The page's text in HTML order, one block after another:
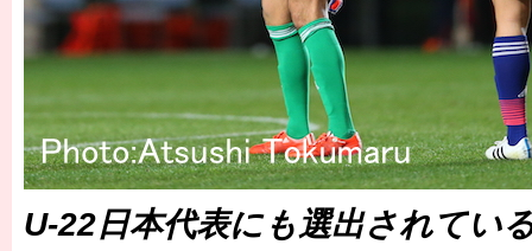
U-22日本代表にも選出されてい